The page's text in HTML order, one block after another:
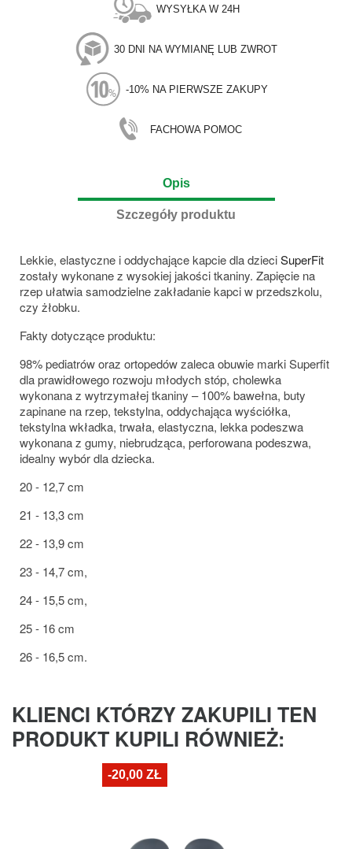
WYSYŁKA W 24H
30 DNI NA WYMIANĘ LUB ZWROT
-10% NA PIERWSZE ZAKUPY
FACHOWA POMOC
Opis
Szczegóły produktu
Lekkie, elastyczne i oddychające kapcie dla dzieciSuperFit
zostały wykonane z wysokiej jakości tkaniny. Zapięcie na
rzep ułatwia samodzielne zakładanie kapci w przedszkolu,
czy żłobku.
Fakty dotyczące produktu:
98% pediatrów oraz ortopedów zaleca obuwie marki Superfit
dla prawidłowego rozwoju młodych stóp, cholewka
wykonana z wytrzymałej tkaniny – 100% bawełna, buty
zapinane na rzep, tekstylna, oddychająca wyściółka,
tekstylna wkładka, trwała, elastyczna, lekka podeszwa
wykonana z gumy, niebrudząca, perforowana podeszwa,
idealny wybór dla dziecka.
20 - 12,7 cm
21 - 13,3 cm
22 - 13,9 cm
23 - 14,7 cm,
24 - 15,5 cm,
25 - 16 cm
26 - 16,5 cm.
KLIENCI KTÓRZY ZAKUPILI TEN
PRODUKT KUPILI RÓWNIEŻ:
-20,00 ZŁ